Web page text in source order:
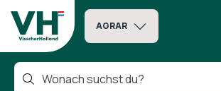
AGRAR